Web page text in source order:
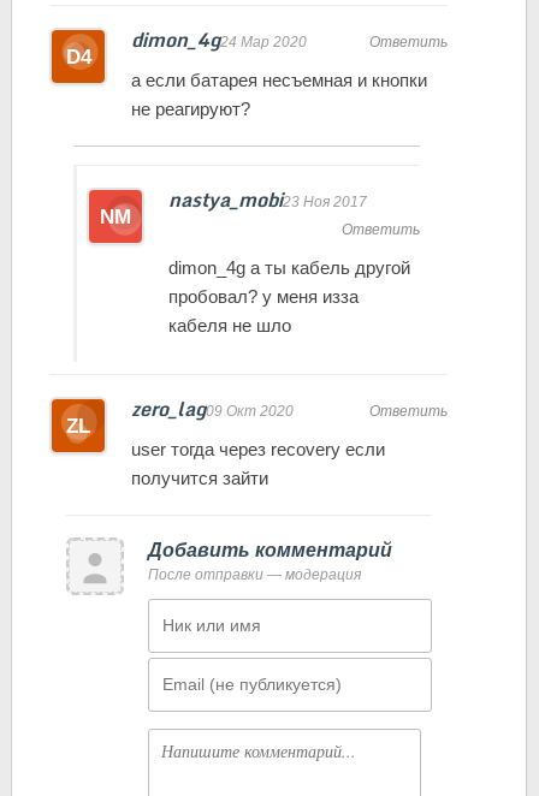
dimon_4g24 Мар 2020 Ответить
а если батарея несъемная и кнопки
не реагируют?
nastya_mobi23 Ноя 2017
Ответить
dimon_4g а ты кабель другой
пробовал? у меня изза
кабеля не шло
zero_lag09 Окт 2020 Ответить
user тогда через recovery если
получится зайти
Добавить комментарий
После отправки — модерация